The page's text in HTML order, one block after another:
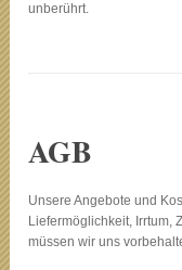
unberührt.
AGB
Unsere Angebote und
Liefermöglichkeit, Irrtum,
müssen wir uns